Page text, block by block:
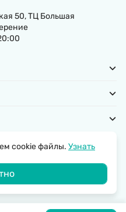
50, ТЦ Большая
данных
cookie файлы. Узнать